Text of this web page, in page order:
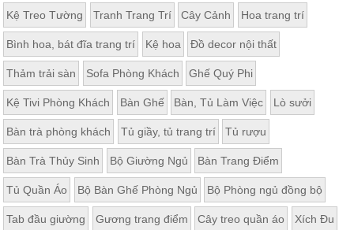
Kệ Treo Tường Tranh Trang Trí Cây Cảnh Hoa trang trí
Bình hoa, bát đĩa trang trí Kệ hoa Đồ decor nội thất
Thảm trải sàn Sofa Phòng Khách Ghế Quý Phi
Kệ Tivi Phòng Khách Bàn Ghế Bàn, Tủ Làm Việc Lò sưởi
Bàn trà phòng khách Tủ giầy, tủ trang trí Tủ rượu
Bàn Trà Thủy Sinh Bộ Giường Ngủ Bàn Trang Điểm
Tủ Quần Áo Bộ Bàn Ghế Phòng Ngủ Bộ Phòng ngủ đồng bộ
Tab đầu giường Gương trang điểm Cây treo quần áo Xích Đu